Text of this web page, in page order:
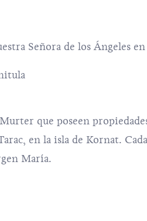
Señora de los Ángeles
Murter que poseen
en la isla de Kornat.
María.